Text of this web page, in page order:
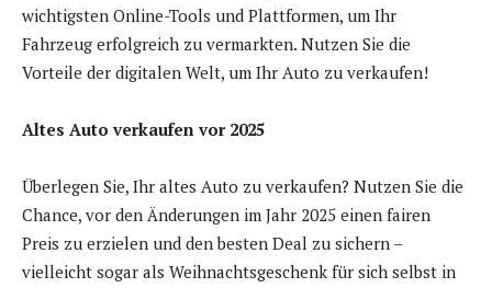
wichtigsten Online-Tools und Plattformen, um Ihr
Fahrzeug erfolgreich zu vermarkten. Nutzen Sie die
Vorteile der digitalen Welt, um Ihr Auto zu verkaufen!
Altes Auto verkaufen vor 2025
Überlegen Sie, Ihr altes Auto zu verkaufen? Nutzen Sie die
Chance, vor den Änderungen im Jahr 2025 einen fairen
Preis zu erzielen und den besten Deal zu sichern –
vielleicht sogar als Weihnachtsgeschenk für sich selbst in